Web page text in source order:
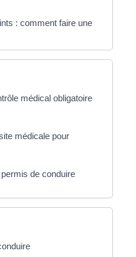
: comment faire une
médical obligatoire
médicale pour
de conduire